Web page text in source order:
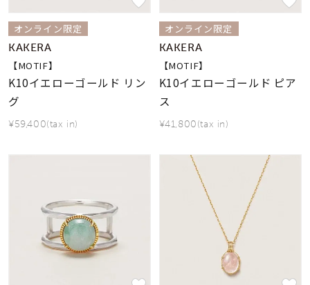
オンライン限定
KAKERA
【MOTIF】
K10イエローゴールド リン
グ
¥59,400(tax in)
オンライン限定
KAKERA
【MOTIF】
K10イエローゴールド ピア
ス
¥41,800(tax in)